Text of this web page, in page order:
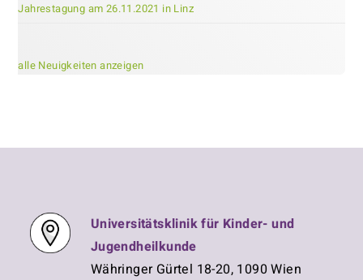
Jahrestagung am 26.11.2021 in Linz
alle Neuigkeiten anzeigen
Universitätsklinik für Kinder- und
Jugendheilkunde
Währinger Gürtel 18-20, 1090 Wien